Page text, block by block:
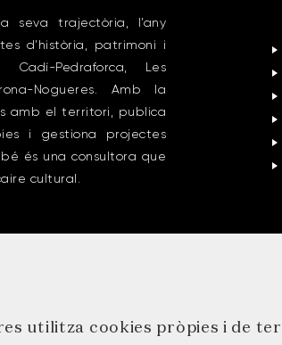
seva trajectòria, l’any
d’història, patrimoni i
Cadí-Pedraforca, Les
Nogueres. Amb la
amb el territori, publica
i gestiona projectes
és una consultora que
cultural.
utilitza cookies pròpies i de